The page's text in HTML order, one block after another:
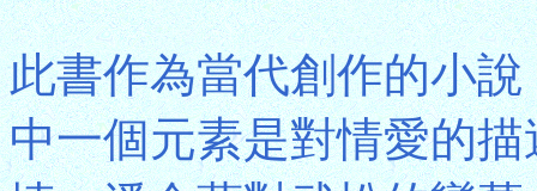
此書作為當代創作的小
中一個元素是對情愛的